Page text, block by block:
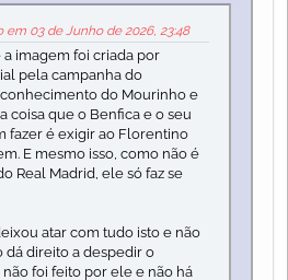
em 03 de Junho de 2026, 23:48
imagem foi criada por
pela campanha do
do Mourinho e
coisa que o Benfica e o seu
fazer é exigir ao Florentino
E mesmo isso, como não é
Real Madrid, ele só faz se
atar com tudo isto e não
dá direito a despedir o
foi feito por ele e não há